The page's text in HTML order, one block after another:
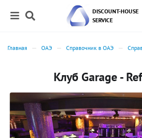
DISCOUNT-HOUSE
SERVICE
Главная ОАЭ Справочник в ОАЭ
Клуб Garage -